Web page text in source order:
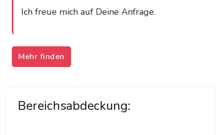
Ich freue mich auf Deine Anfrage.
Mehr finden
Bereichsabdeckung: